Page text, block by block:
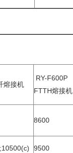
熔接机
RY-F600P
FTTH熔接机
8600
(c) 9500